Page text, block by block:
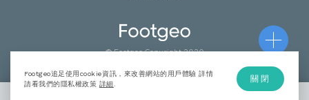
© Footgeo Copyright 2020
Footgeo追足使用cookie資訊，來改善網站的用戶體驗 詳情
請看我們的隱私權政策 詳細
關閉